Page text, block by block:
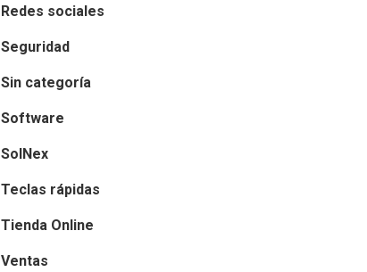
Redes sociales
Seguridad
Sin categoría
Software
SolNex
Teclas rápidas
Tienda Online
Ventas